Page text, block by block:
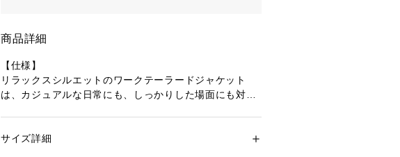
商品詳細
【仕様】
リラックスシルエットのワークテーラードジャケット
は、カジュアルな日常にも、しっかりした場面にも対応
が、素材に溶け込むようにデザインされており、無駄の
性別：メンズ
サイズ詳細